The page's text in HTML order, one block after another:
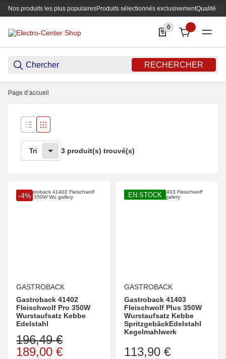
Nos produits les plus populairesProduits sélectionnés exclusivementQualité
RECHERCHER
0
0 Produkte in der
Page d’accueil
Tri 3 produit(s) trouvé(s)
-4%
GASTROBACK
Gastroback 41402
Fleischwolf Pro 350W
Wurstaufsatz Kebbe
Edelstahl
189,00 €
196,49 €
EN STOCK
GASTROBACK
Gastroback 41403
Fleischwolf Plus 350W
Wurstaufsatz Kebbe
SpritzgebäckEdelstahl
Kegelmahlwerk
113,90 €